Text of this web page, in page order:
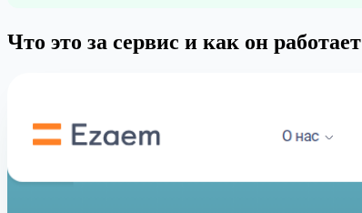
Что это за сервис и как он работает